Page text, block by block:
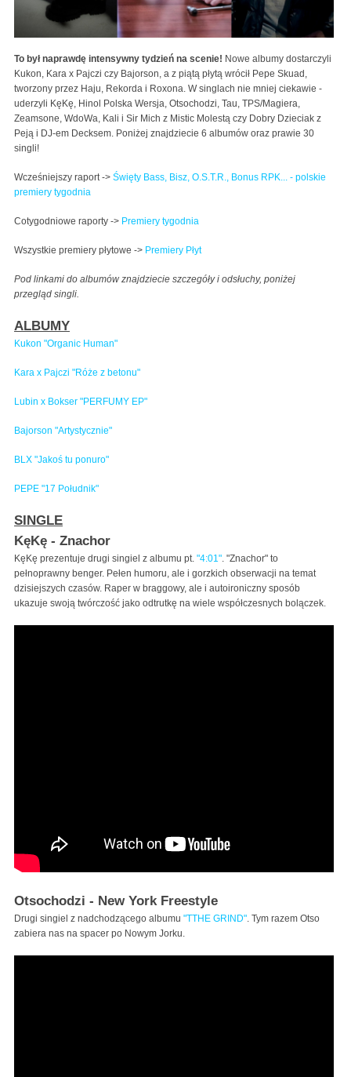
To był naprawdę intensywny tydzień na scenie! Nowe albumy dostarczyli
Kukon, Kara x Pajczi czy Bajorson, a z piątą płytą wrócił Pepe Skuad,
tworzony przez Haju, Rekorda i Roxona. W singlach nie mniej ciekawie -
uderzyli KęKę, Hinol Polska Wersja, Otsochodzi, Tau, TPS/Magiera,
Zeamsone, WdoWa, Kali i Sir Mich z Mistic Molestą czy Dobry Dzieciak z
Peją i DJ-em Decksem. Poniżej znajdziecie 6 albumów oraz prawie 30
singli!
Wcześniejszy raport -> Święty Bass, Bisz, O.S.T.R., Bonus RPK... - polskie
premiery tygodnia
Cotygodniowe raporty -> Premiery tygodnia
Wszystkie premiery płytowe -> Premiery Płyt
Pod linkami do albumów znajdziecie szczegóły i odsłuchy, poniżej
przegląd singli.
ALBUMY
Kukon "Organic Human"
Kara x Pajczi "Róże z betonu"
Lubin x Bokser "PERFUMY EP"
Bajorson "Artystycznie"
BLX "Jakoś tu ponuro"
PEPE "17 Południk"
SINGLE
KęKę - Znachor
KęKę prezentuje drugi singiel z albumu pt. "4:01". "Znachor" to
pełnoprawny benger. Pełen humoru, ale i gorzkich obserwacji na temat
dzisiejszych czasów. Raper w braggowy, ale i autoironiczny sposób
ukazuje swoją twórczość jako odtrutkę na wiele współczesnych bolączek.
Otsochodzi - New York Freestyle
Drugi singiel z nadchodzącego albumu "TTHE GRIND". Tym razem Otso
zabiera nas na spacer po Nowym Jorku.